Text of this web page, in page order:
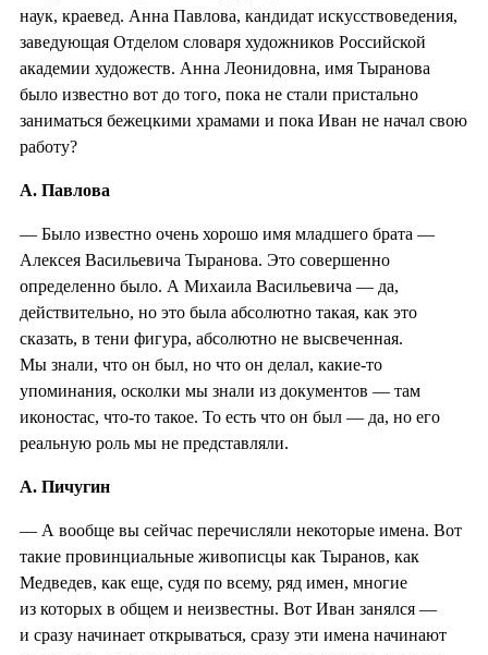
наук, краевед. Анна Павлова, кандидат искусствоведения,
заведующая Отделом словаря художников Российской
академии художеств. Анна Леонидовна, имя Тыранова
было известно вот до того, пока не стали пристально
заниматься бежецкими храмами и пока Иван не начал свою
работу?
А. Павлова
— Было известно очень хорошо имя младшего брата —
Алексея Васильевича Тыранова. Это совершенно
определенно было. А Михаила Васильевича — да,
действительно, но это была абсолютно такая, как это
сказать, в тени фигура, абсолютно не высвеченная.
Мы знали, что он был, но что он делал, какие-то
упоминания, осколки мы знали из документов — там
иконостас, что-то такое. То есть что он был — да, но его
реальную роль мы не представляли.
А. Пичугин
— А вообще вы сейчас перечисляли некоторые имена. Вот
такие провинциальные живописцы как Тыранов, как
Медведев, как еще, судя по всему, ряд имен, многие
из которых в общем и неизвестны. Вот Иван занялся —
и сразу начинает открываться, сразу эти имена начинают